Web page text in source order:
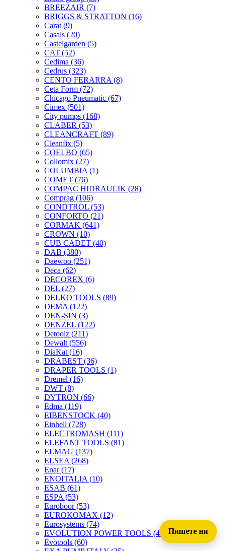
BREEZAIR (7)
BRIGGS & STRATTON (16)
Carat (9)
Casals (20)
Castelgarden (5)
CAT (52)
Cedima (36)
Cedrus (323)
CENTO FERARRA (8)
Ceta Form (72)
Chicago Pneumatic (67)
Cimex (501)
City pumps (168)
CLABER (53)
CLEANCRAFT (89)
Cleanfix (5)
COELBO (65)
Collomix (27)
COLUMBIA (1)
COMET (76)
COMPAC HIDRAULIK (28)
Comprag (106)
CONDTROL (53)
CONFORTO (21)
CORMAK (641)
CROWN (10)
CUB CADET (40)
DAB (380)
Daewoo (251)
Deca (62)
DECOREX (6)
DEL (27)
DELKO TOOLS (89)
DEMA (122)
DEN-SIN (3)
DENZEL (122)
Detoolz (211)
Dewalt (556)
DiaKat (16)
DRABEST (36)
DRAPER TOOLS (1)
Dremel (16)
DWT (8)
DYTRON (66)
Edma (119)
EIBENSTOCK (40)
Einhell (728)
ELECTROMASH (111)
ELEFANT TOOLS (81)
ELMAG (137)
ELSEA (268)
Enar(17)
ENOITALIA (10)
ESAB (61)
ESPA (53)
Euroboor(53)
EUROKOMAX (12)
Eurosystems (74)
EVOLUTION POWER TOOLS (45)
Evotools (60)
Пишете ни